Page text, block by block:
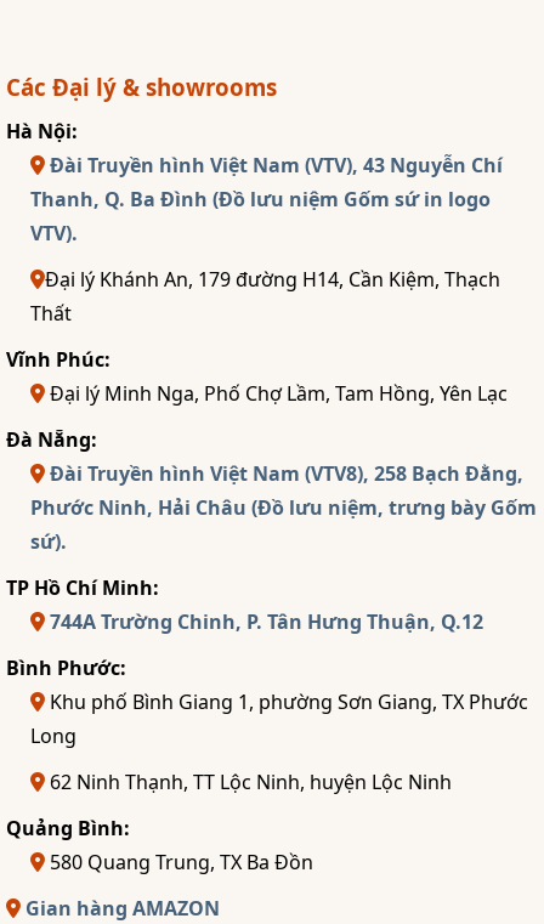
Các Đại lý & showrooms
Hà Nội:
Đài Truyền hình Việt Nam (VTV), 43 Nguyễn Chí
Thanh, Q. Ba Đình (Đồ lưu niệm Gốm sứ in logo
VTV).
Đại lý Khánh An, 179 đường H14, Cần Kiệm, Thạch
Thất
Vĩnh Phúc:
Đại lý Minh Nga, Phố Chợ Lầm, Tam Hồng, Yên Lạc
Đà Nẵng:
Đài Truyền hình Việt Nam (VTV8), 258 Bạch Đằng,
Phước Ninh, Hải Châu (Đồ lưu niệm, trưng bày Gốm
sứ).
TP Hồ Chí Minh:
744A Trường Chinh, P. Tân Hưng Thuận, Q.12
Bình Phước:
Khu phố Bình Giang 1, phường Sơn Giang, TX Phước
Long
62 Ninh Thạnh, TT Lộc Ninh, huyện Lộc Ninh
Quảng Bình:
580 Quang Trung, TX Ba Đồn
Gian hàng AMAZON